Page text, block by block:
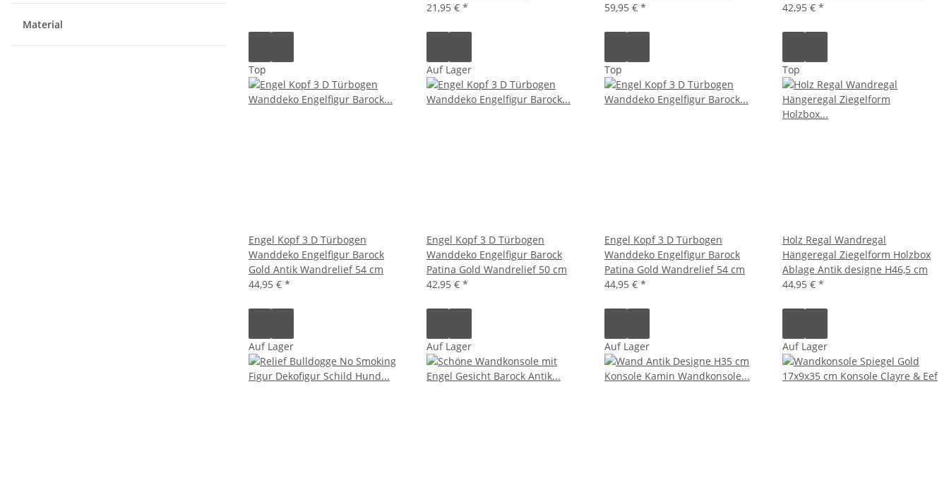
21,95 € *
59,95 € *
42,95 € *
Top
Engel Kopf 3 D Türbogen
Wanddeko Engelfigur Barock
Gold Antik Wandrelief 54 cm
44,95 € *
Auf Lager
Engel Kopf 3 D Türbogen
Wanddeko Engelfigur Barock
Patina Gold Wandrelief 50 cm
42,95 € *
Top
Engel Kopf 3 D Türbogen
Wanddeko Engelfigur Barock
Patina Gold Wandrelief 54 cm
44,95 € *
Top
Holz Regal Wandregal
Hängeregal Ziegelform Holzbox
Ablage Antik designe H46,5 cm
44,95 € *
Auf Lager Auf Lager Auf Lager Auf Lager
Material